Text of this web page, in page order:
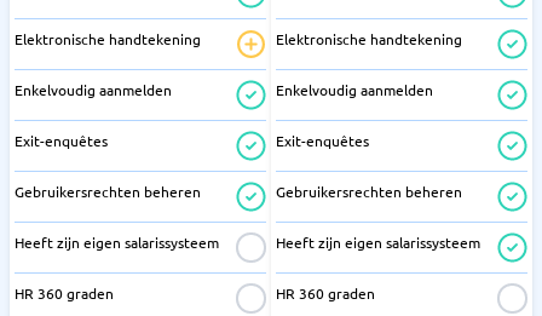
Elektronische handtekening
Enkelvoudig aanmelden
Exit-enquêtes
Gebruikersrechten beheren
Heeft zijn eigen salarissysteem
HR 360 graden
Elektronische handtekening
Enkelvoudig aanmelden
Exit-enquêtes
Gebruikersrechten beheren
Heeft zijn eigen salarissysteem
HR 360 graden